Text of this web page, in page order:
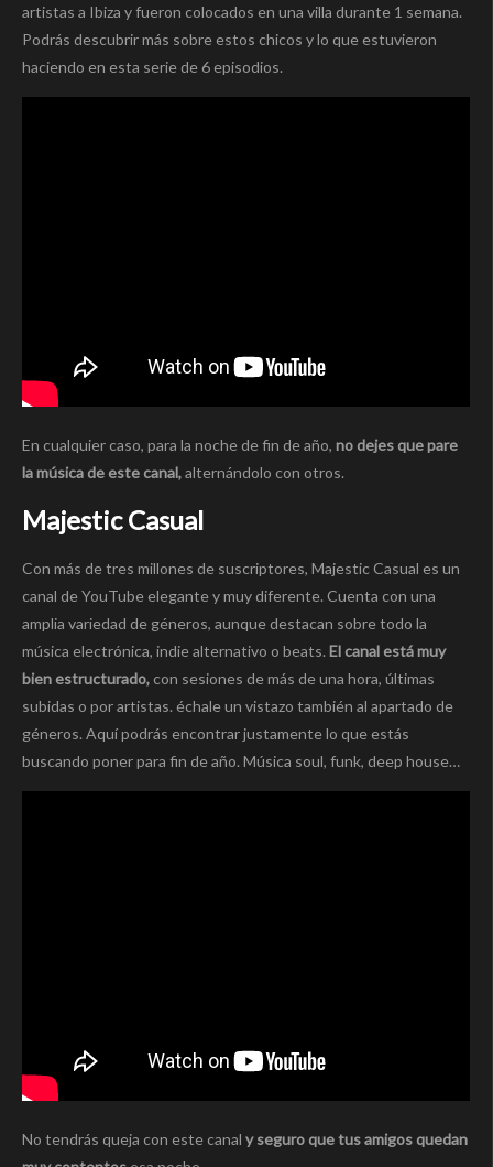
artistas a Ibiza y fueron colocados en una villa durante 1 semana.
Podrás descubrir más sobre estos chicos y lo que estuvieron
haciendo en esta serie de 6 episodios.
En cualquier caso, para la noche de fin de año, no dejes que pare
la música de este canal,alternándolo con otros.
Majestic Casual
Con más de tres millones de suscriptores, Majestic Casual es un
canal de YouTube elegante y muy diferente. Cuenta con una
amplia variedad de géneros, aunque destacan sobre todo la
música electrónica, indie alternativo o beats. El canal está muy
bien estructurado,con sesiones de más de una hora, últimas
subidas o por artistas. échale un vistazo también al apartado de
géneros. Aquí podrás encontrar justamente lo que estás
buscando poner para fin de año. Música soul, funk, deep house…
No tendrás queja con este canal y seguro que tus amigos quedan